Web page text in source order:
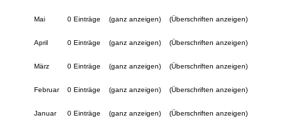
Mai 0 Einträge (ganz anzeigen) (Überschriften anzeigen)
April 0 Einträge (ganz anzeigen) (Überschriften anzeigen)
März 0 Einträge (ganz anzeigen) (Überschriften anzeigen)
Februar 0 Einträge (ganz anzeigen) (Überschriften anzeigen)
Januar 0 Einträge (ganz anzeigen) (Überschriften anzeigen)